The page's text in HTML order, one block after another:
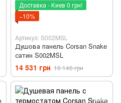
Доставка - Киев 0 грн!
−10%
Артикул: S002MSL
Душова панель Corsan Snake
сатин S002MSL
14 531 грн 16 146 грн